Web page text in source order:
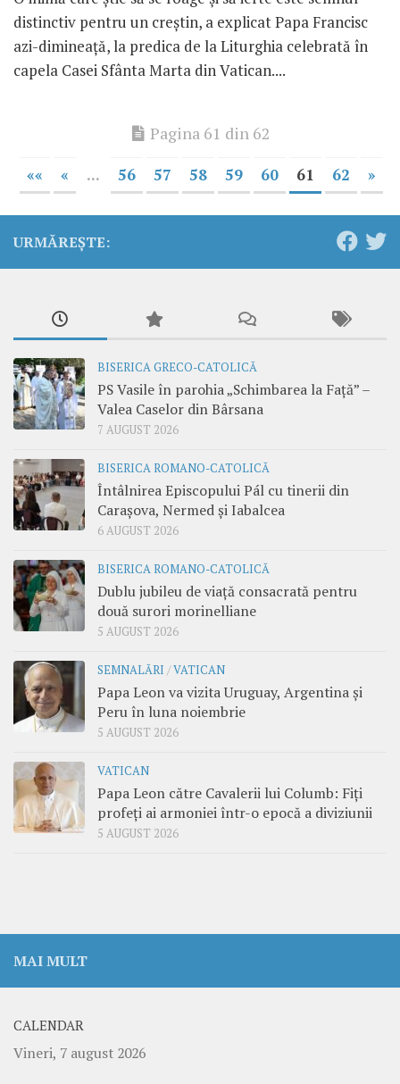
distinctiv pentru un creştin, a explicat Papa Francisc
azi-dimineaţă, la predica de la Liturghia celebrată în
capela Casei Sfânta Marta din Vatican....
Pagina 61 din 62
«« « ... 56 57 58 59 60 61 62 »
URMĂREȘTE:
BISERICA GRECO-CATOLICĂ
PS Vasile în parohia „Schimbarea la Față” –
Valea Caselor din Bârsana
7 AUGUST 2026
BISERICA ROMANO-CATOLICĂ
Întâlnirea Episcopului Pál cu tinerii din
Carașova, Nermed și Iabalcea
6 AUGUST 2026
BISERICA ROMANO-CATOLICĂ
Dublu jubileu de viață consacrată pentru
două surori morinelliane
5 AUGUST 2026
SEMNALĂRI /VATICAN
Papa Leon va vizita Uruguay, Argentina și
Peru în luna noiembrie
5 AUGUST 2026
VATICAN
Papa Leon către Cavalerii lui Columb: Fiți
profeți ai armoniei într-o epocă a diviziunii
5 AUGUST 2026
MAI MULT
CALENDAR
Vineri, 7 august 2026